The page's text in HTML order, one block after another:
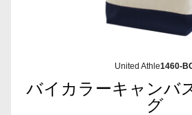
United Athle1460-
バイカラーキャンバ
グ